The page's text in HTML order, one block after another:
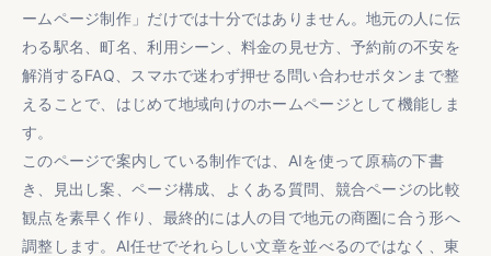
ームページ制作」だけでは十分ではありません。地元の人に伝
わる駅名、町名、利用シーン、料金の見せ方、予約前の不安を
解消するFAQ、スマホで迷わず押せる問い合わせボタンまで整
えることで、はじめて地域向けのホームページとして機能しま
す。
このページで案内している制作では、AIを使って原稿の下書
き、見出し案、ページ構成、よくある質問、競合ページの比較
観点を素早く作り、最終的には人の目で地元の商圏に合う形へ
調整します。AI任せでそれらしい文章を並べるのではなく、東